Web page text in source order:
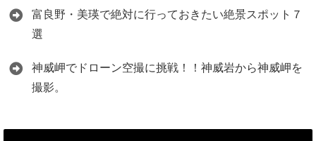
富良野・美瑛で絶対に行っておきたい絶景スポット７
選
神威岬でドローン空撮に挑戦！！神威岩から神威岬を
撮影。